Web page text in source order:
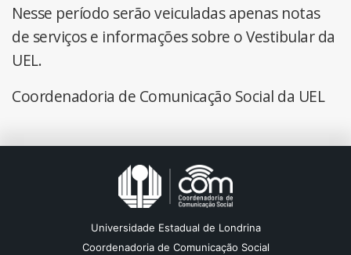
Nesse período serão veiculadas apenas notas
de serviços e informações sobre o Vestibular da
UEL.
Coordenadoria de Comunicação Social da UEL
Universidade Estadual de Londrina
Coordenadoria de Comunicação Social